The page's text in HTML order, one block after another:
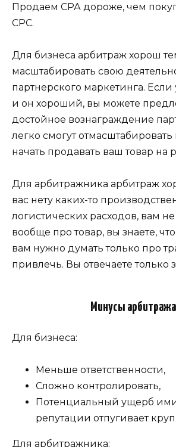
Продаем СРА дороже, чем
СРС.
Для бизнеса арбитраж хорош
масштабировать свою
партнерского маркетинга. Если
и он хороший, вы можете
достойное вознаграждение
легко смогут
начать продавать ваш товар на
Для арбитражника арбитраж
вас нету каких-то
логистических расходов, вам
вообще про товар, вы знаете,
вам нужно думать только про
привлечь. Вы отвечаете только
Минусы арбитража
Для бизнеса:
Меньше ответственности,
Сложно контролировать,
Потенциальный ущерб
репутации отпугивает
Для арбитражника: